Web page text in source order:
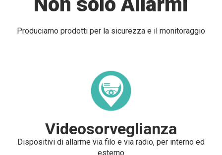
Produciamo prodotti per la sicurezza e il monitoraggio
Videosorveglianza
Dispositivi di allarme via filo e via radio, per interno ed
esterno